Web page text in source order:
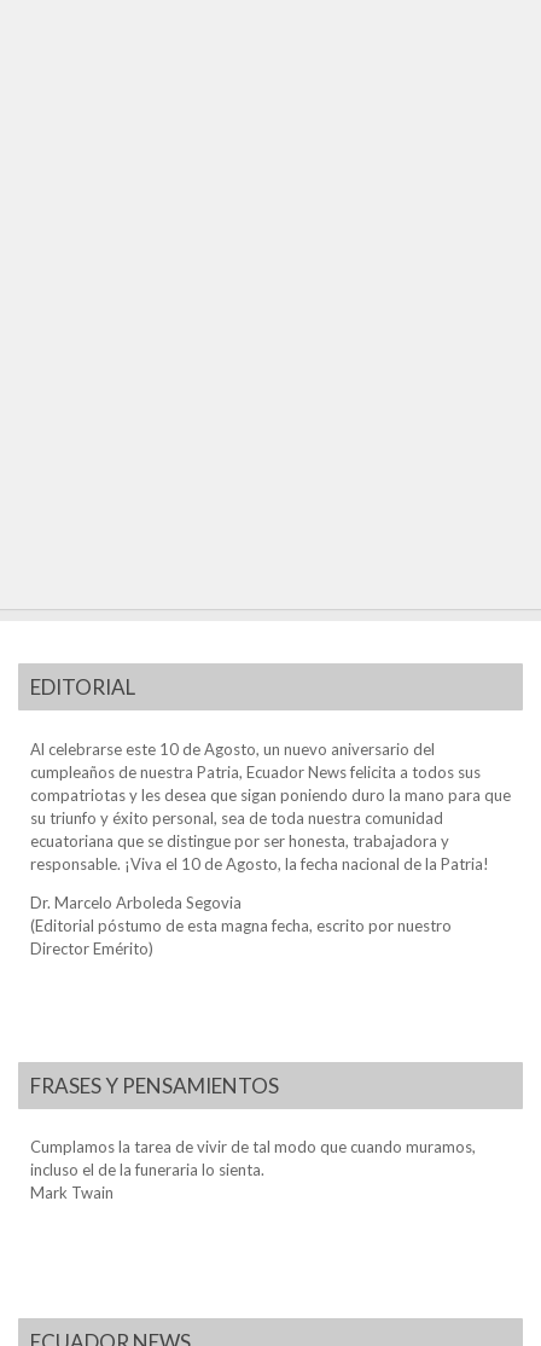
EDITORIAL
Al celebrarse este 10 de Agosto, un nuevo aniversario del
cumpleaños de nuestra Patria, Ecuador News felicita a todos sus
compatriotas y les desea que sigan poniendo duro la mano para que
su triunfo y éxito personal, sea de toda nuestra comunidad
ecuatoriana que se distingue por ser honesta, trabajadora y
responsable. ¡Viva el 10 de Agosto, la fecha nacional de la Patria!
Dr. Marcelo Arboleda Segovia
(Editorial póstumo de esta magna fecha, escrito por nuestro
Director Emérito)
FRASES Y PENSAMIENTOS
Cumplamos la tarea de vivir de tal modo que cuando muramos,
incluso el de la funeraria lo sienta.
Mark Twain